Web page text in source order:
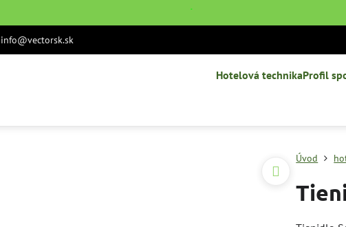
˙
info@vectorsk.sk
Hotelová technikaProfil
Úvod